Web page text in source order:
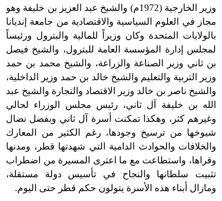
وزير الخارجية (1972م) والشيخ عبد العزيز بن خليفة وهو
مجاز في العلوم السياسية والاقتصادية من جامعة إنديانا
بالولايات المتحدة وكان وزيراً للمالية والبترول ورئيساً
لمجلس إدارة المؤسسة العامة للبترول، والشيخ فيصل
بن ثاني وزير الصناعة والزراعة، والشيخ محمد بن حمد
وزير التربية والتعليم والشيخ خالد بن حمد وزير الداخلية،
والشيخ ناصر بن خالد وزير الاقتصاد والتجارة والشيخ عبد
الله بن خليفة آل ثاني، رئيس مجلس الوزراء لحالي
وغيرهم كثر، وهكذا تمكنت أسرة آل ثاني وبفضل نضال
شيوخها من ترسيخ وجودها، رغم الكثير من المعارك
والخلافات والحوادث الدامية التي شهدتها قطر، ومدنها
وقراها، واستطاعت مع ما اعترى المسيرة من اضطراب
تثبيت سلطانها والنجاح في تأسيس دولة مستقلة،
ومازال أبناء هذه الأسرة يتولون حكم قطر حتى اليوم.